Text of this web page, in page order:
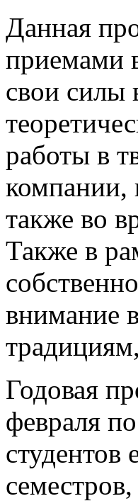
Данная
приемами
свои силы
работы в
компании,
также во
Также в
внимание
Годовая
февраля
студентов